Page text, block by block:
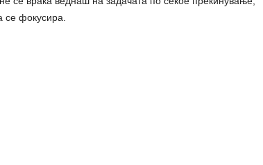
се фокусира.